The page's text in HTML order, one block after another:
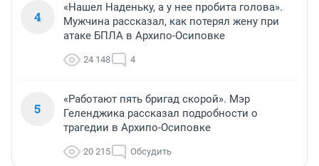
4
«Нашел Наденьку, а у нее пробита голова».
Мужчина рассказал, как потерял жену при
атаке БПЛА в Архипо-Осиповке
24 148 4
5
«Работают пять бригад скорой». Мэр
Геленджика рассказал подробности о
трагедии в Архипо-Осиповке
20 215 Обсудить